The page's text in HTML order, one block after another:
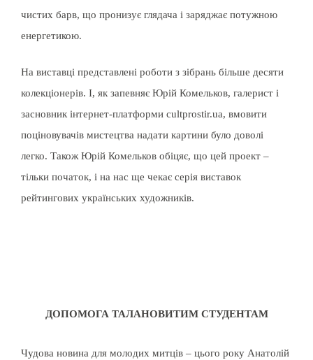
чистих барв, що пронизує глядача і заряджає потужною
енергетикою.
На виставці представлені роботи з зібрань більше десяти
колекціонерів. І, як запевняє Юрій Комельков, галерист і
засновник інтернет-платформи cultprostir.ua, вмовити
поціновувачів мистецтва надати картини було доволі
легко. Також Юрій Комельков обіцяє, що цей проект –
тільки початок, і на нас ще чекає серія виставок
рейтингових українських художників.
ДОПОМОГА ТАЛАНОВИТИМ СТУДЕНТАМ
Чудова новина для молодих митців – цього року Анатолій